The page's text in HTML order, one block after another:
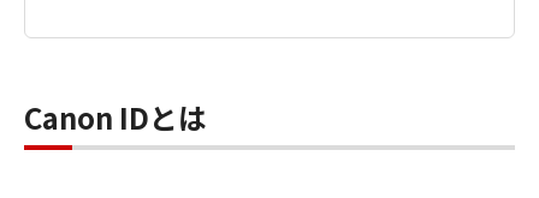
Canon IDとは